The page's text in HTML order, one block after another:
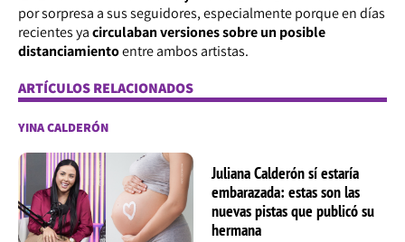
por sorpresa a sus seguidores, especialmente porque en días
recientes yacirculaban versiones sobre un posible
distanciamientoentre ambos artistas.
ARTÍCULOS RELACIONADOS
YINA CALDERÓN
Juliana Calderón sí estaría
embarazada: estas son las
nuevas pistas que publicó su
hermana